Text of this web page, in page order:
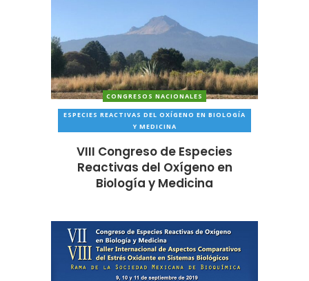
CONGRESOS NACIONALES
ESPECIES REACTIVAS DEL OXÍGENO EN BIOLOGÍA
Y MEDICINA
VIII Congreso de Especies
Reactivas del Oxígeno en
Biología y Medicina